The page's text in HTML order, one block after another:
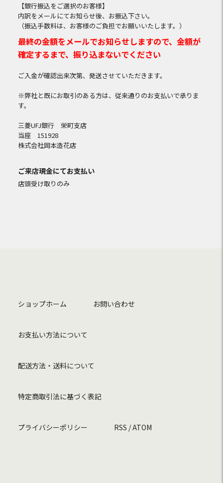
【銀行振込をご選択のお客様】
内訳をメールにてお知らせ後、お振込下さい。
（振込手数料は、お客様のご負担でお願いいたします。）
最終の金額をメールでお知らせしますので、金額が
確定するまで、振り込まないでください
ご入金が確認出来次第、発送させていただきます。
※弊社と既にお取引のある方は、従来通りのお支払いで承りま
す。
三菱UFJ銀行 栄町支店
当座 151928
株式会社岡本造花店
ご来店現金にてお支払い
店頭受け取りのみ
ショップホーム お問い合わせ
お支払い方法について
配送方法・送料について
特定商取引法に基づく表記
プライバシーポリシー RSS /ATOM